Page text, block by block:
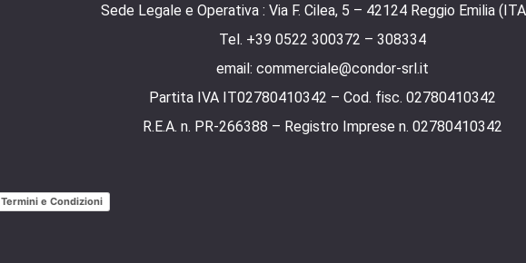
Sede Legale e Operativa : Via F. Cilea, 5 – 42124 Reggio Emilia
Tel. +39 0522 300372 – 308334
email: commerciale@condor-srl.it
Partita IVA IT02780410342 – Cod. fisc. 02780410342
R.E.A. n. PR-266388 – Registro Imprese n. 02780410342
Termini e Condizioni